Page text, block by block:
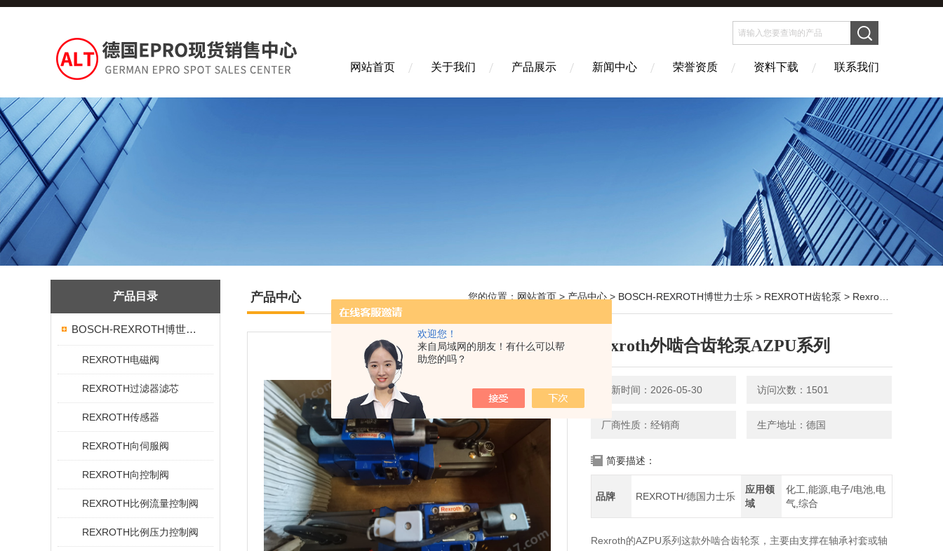
欢迎您！
来自局域网的朋友！有什么可以帮
助您的吗？
网站首页 关于我们 产品展示 新闻中心 荣誉资质 资料下载 联系我们
产品目录
BOSCH-REXROTH博世力士乐
REXROTH电磁阀
REXROTH过滤器滤芯
REXROTH传感器
REXROTH向伺服阀
REXROTH向控制阀
REXROTH比例流量控制阀
REXROTH比例压力控制阀
产品中心 您的位置： 网站首页 > 产品中心 > BOSCH-REXROTH博世力士乐 > REXROTH齿轮泵 > Rexroth外啮合齿轮泵AZPU系列
Rexroth外啮合齿轮泵AZPU系列
更新时间：2026-05-30 访问次数：1501
厂商性质：经销商 生产地址：德国
简要描述：
品牌 REXROTH/德国力士乐
应用领
域
化工,能源,电子/电池,电
气,综合
Rexroth的AZPU系列这款外啮合齿轮泵，主要由支撑在轴承衬套或轴